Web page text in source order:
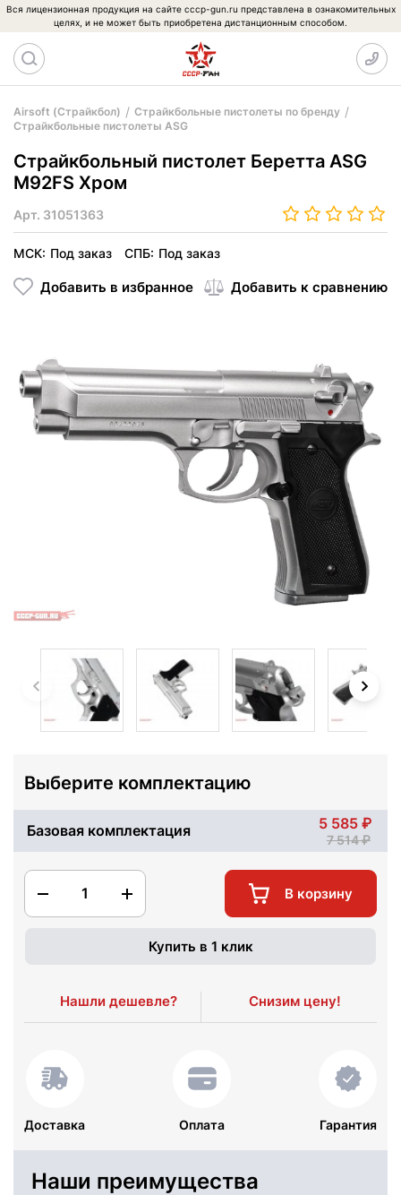
Вся лицензионная продукция на сайте cccp-gun.ru представлена в ознакомительных
целях, и не может быть приобретена дистанционным способом.
Airsoft (Страйкбол)
Страйкбольные пистолеты по бренду
Страйкбольные пистолеты ASG
Страйкбольный пистолет Беретта ASG
M92FS Хром
Арт. 31051363
МСК: Под заказ СПБ: Под заказ
Добавить в избранное Добавить к сравнению
Выберите комплектацию
Базовая комплектация 5 585
7 514
1 В корзину
Купить в 1 клик
Нашли дешевле? Снизим цену!
Доставка Оплата Гарантия
Наши преимущества